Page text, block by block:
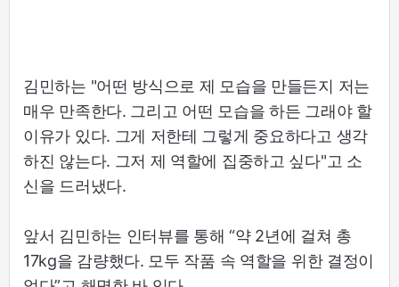
김민하는 "어떤 방식으로 제 모습을 만들든지 저는
매우 만족한다. 그리고 어떤 모습을 하든 그래야 할
이유가 있다. 그게 저한테 그렇게 중요하다고 생각
하진 않는다. 그저 제 역할에 집중하고 싶다"고 소
신을 드러냈다.
앞서 김민하는 인터뷰를 통해 “약 2년에 걸쳐 총
17kg을 감량했다. 모두 작품 속 역할을 위한 결정이